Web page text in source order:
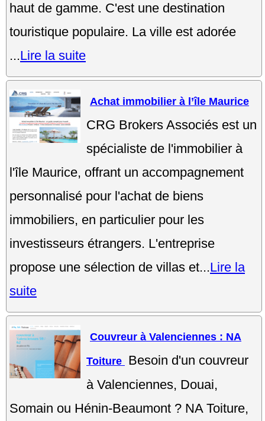
haut de gamme. C'est une destination
touristique populaire. La ville est adorée
...Lire la suite
Achat immobilier à l’île Maurice
CRG Brokers Associés est un
spécialiste de l'immobilier à
l'île Maurice, offrant un accompagnement
personnalisé pour l'achat de biens
immobiliers, en particulier pour les
investisseurs étrangers. L'entreprise
propose une sélection de villas et...Lire la
suite
Couvreur à Valenciennes : NA
Toiture Besoin d'un couvreur
à Valenciennes, Douai,
Somain ou Hénin-Beaumont ? NA Toiture,